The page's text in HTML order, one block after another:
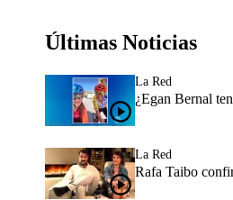
Últimas Noticias
La Red
¿Egan Bernal
La Red
Rafa Taibo